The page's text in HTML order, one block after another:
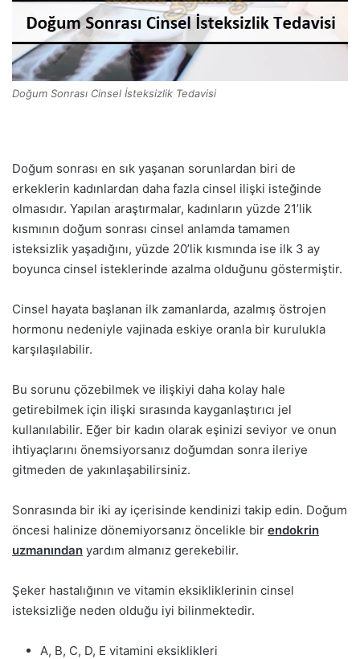
Doğum Sonrası Cinsel İsteksizlik Tedavisi
Doğum sonrası en sık yaşanan sorunlardan biri de
erkeklerin kadınlardan daha fazla cinsel ilişki isteğinde
olmasıdır. Yapılan araştırmalar, kadınların yüzde 21’lik
kısmının doğum sonrası cinsel anlamda tamamen
isteksizlik yaşadığını, yüzde 20’lik kısmında ise ilk 3 ay
boyunca cinsel isteklerinde azalma olduğunu göstermiştir.
Cinsel hayata başlanan ilk zamanlarda, azalmış östrojen
hormonu nedeniyle vajinada eskiye oranla bir kurulukla
karşılaşılabilir.
Bu sorunu çözebilmek ve ilişkiyi daha kolay hale
getirebilmek için ilişki sırasında kayganlaştırıcı jel
kullanılabilir. Eğer bir kadın olarak eşinizi seviyor ve onun
ihtiyaçlarını önemsiyorsanız doğumdan sonra ileriye
gitmeden de yakınlaşabilirsiniz.
Sonrasında bir iki ay içerisinde kendinizi takip edin. Doğum
öncesi halinize dönemiyorsanız öncelikle bir endokrin
uzmanından yardım almanız gerekebilir.
Şeker hastalığının ve vitamin eksikliklerinin cinsel
isteksizliğe neden olduğu iyi bilinmektedir.
A, B, C, D, E vitamini eksiklikleri